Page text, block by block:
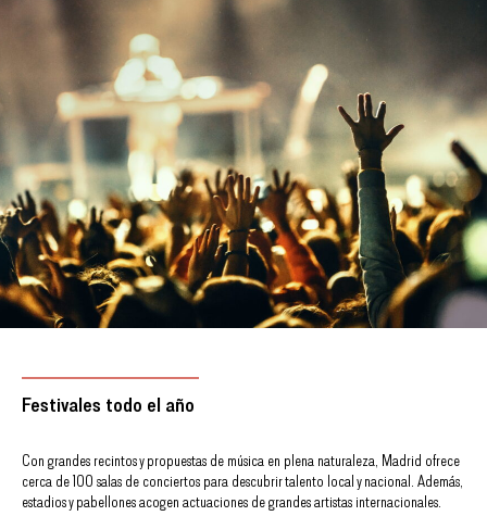
Festivales todo el año
Con grandes recintos y propuestas de música en plena naturaleza, Madrid ofrece
cerca de 100 salas de conciertos para descubrir talento local y nacional. Además,
estadios y pabellones acogen actuaciones de grandes artistas internacionales.